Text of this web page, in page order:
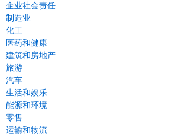
企业社会责任
制造业
化工
医药和健康
建筑和房地产
旅游
汽车
生活和娱乐
能源和环境
零售
运输和物流